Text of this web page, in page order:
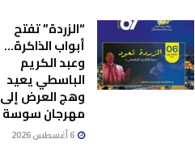
“الزردة” تفتح
أبواب الذاكرة…
وعبد الكريم
الباسطي يعيد
وهج العرض إلى
مهرجان سوسة
6 أغسطس 2026